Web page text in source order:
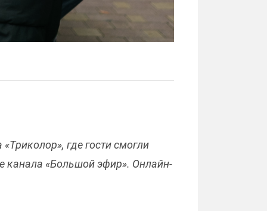
где гости смогли
канала «Большой эфир». Онлайн-